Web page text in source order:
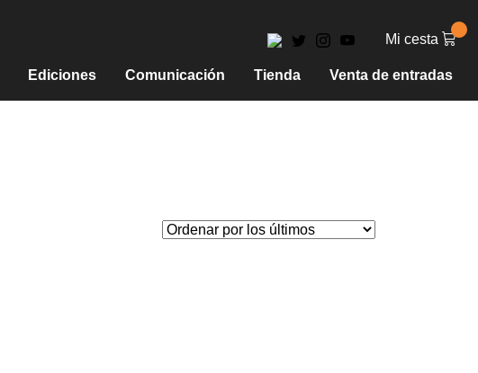
Mi cesta
Ediciones Comunicación Tienda Venta de entradas